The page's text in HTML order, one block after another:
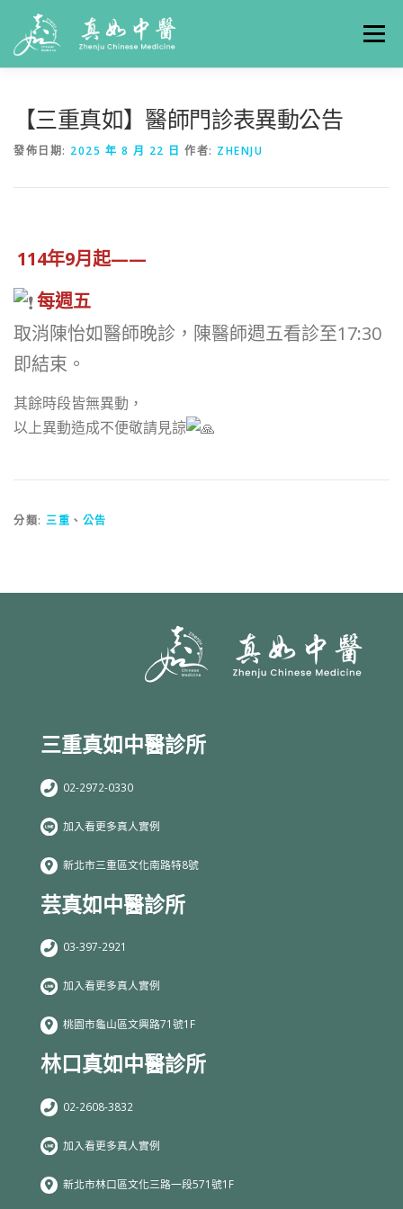
選單
【三重真如】醫師門診表異動公告
發佈日期: 2025 年 8 月 22 日 作者: ZHENJU
114年9月起——
每週五
取消陳怡如醫師晚診，陳醫師週五看診至17:30
即結束。
其餘時段皆無異動，
以上異動造成不便敬請見諒
分類: 三重 、 公告
三重真如中醫診所
02-2972-0330
加入看更多真人實例
新北市三重區文化南路特8號
芸真如中醫診所
03-397-2921
加入看更多真人實例
桃園市龜山區文興路71號1F
林口真如中醫診所
02-2608-3832
加入看更多真人實例
新北市林口區文化三路一段571號1F